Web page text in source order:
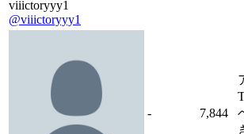
viiictoryyy1
@viiictoryyy1
- 7,844